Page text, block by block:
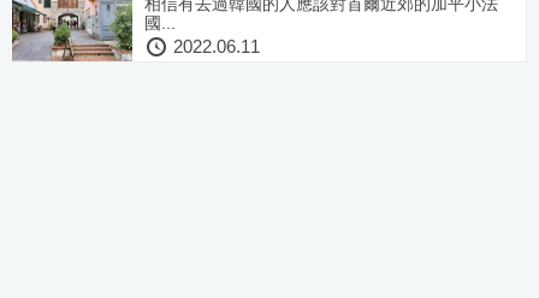
國...
2022.06.11